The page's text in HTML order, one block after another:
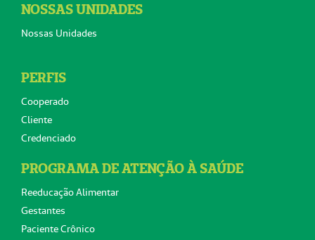
NOSSAS UNIDADES
Nossas Unidades
PERFIS
Cooperado
Cliente
Credenciado
PROGRAMA DE ATENÇÃO À SAÚDE
Reeducação Alimentar
Gestantes
Paciente Crônico